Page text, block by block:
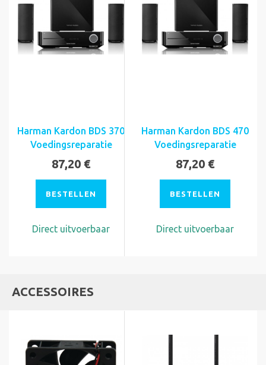
Harman Kardon BDS 370
Voedingsreparatie
87,20 €
BESTELLEN
Direct uitvoerbaar
Harman Kardon BDS 470
Voedingsreparatie
87,20 €
BESTELLEN
Direct uitvoerbaar
ACCESSOIRES